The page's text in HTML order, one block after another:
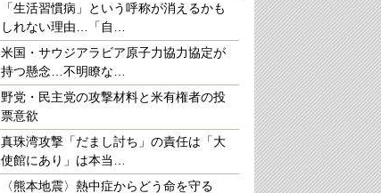
「生活習慣病」という呼称が消えるかも
しれない理由…「自…
米国・サウジアラビア原子力協力協定が
持つ懸念…不明瞭な…
野党・民主党の攻撃材料と米有権者の投
票意欲
真珠湾攻撃「だまし討ち」の責任は「大
使館にあり」は本当…
〈熊本地震〉熱中症からどう命を守る